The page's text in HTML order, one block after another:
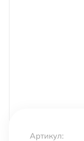
Артикул: